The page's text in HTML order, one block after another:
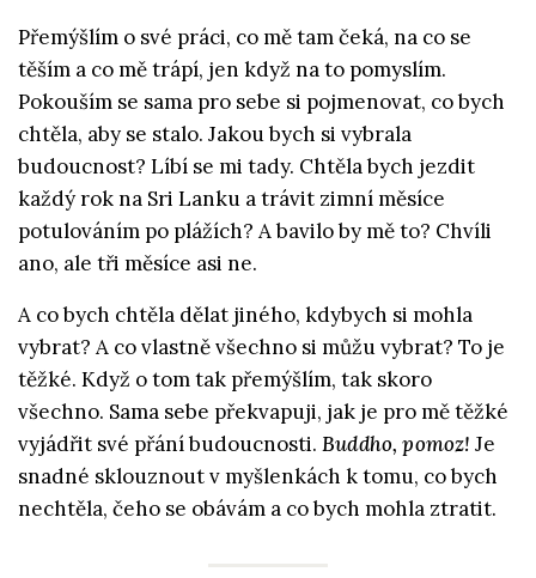
Přemýšlím o své práci, co mě tam čeká, na co se
těším a co mě trápí, jen když na to pomyslím.
Pokouším se sama pro sebe si pojmenovat, co bych
chtěla, aby se stalo. Jakou bych si vybrala
budoucnost? Líbí se mi tady. Chtěla bych jezdit
každý rok na Sri Lanku a trávit zimní měsíce
potulováním po plážích? A bavilo by mě to? Chvíli
ano, ale tři měsíce asi ne.
A co bych chtěla dělat jiného, kdybych si mohla
vybrat? A co vlastně všechno si můžu vybrat? To je
těžké. Když o tom tak přemýšlím, tak skoro
všechno. Sama sebe překvapuji, jak je pro mě těžké
vyjádřit své přání budoucnosti. Buddho, pomoz! Je
snadné sklouznout v myšlenkách k tomu, co bych
nechtěla, čeho se obávám a co bych mohla ztratit.